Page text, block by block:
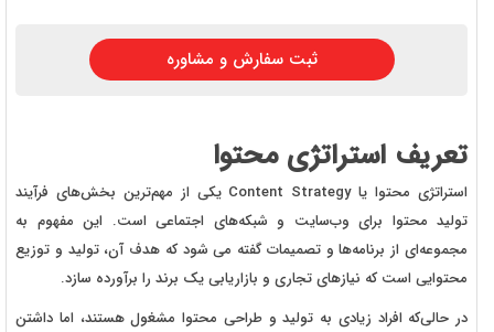
ثبت سفارش و مشاوره
تعریف استراتژی محتوا
استراتژی محتوا یا Content Strategy یکی از مهم‌ترین بخش‌های فرآیند
تولید محتوا برای وب‌سایت و شبکه‌های اجتماعی است. این مفهوم به
مجموعه‌ای از برنامه‌ها و تصمیمات گفته می‌ شود که هدف آن، تولید و توزیع
محتوایی است که نیازهای تجاری و بازاریابی یک برند را برآورده سازد.
در حالی‌که افراد زیادی به تولید و طراحی محتوا مشغول‌ هستند، اما داشتن